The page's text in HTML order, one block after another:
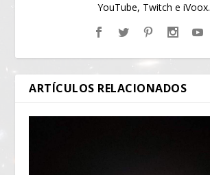
YouTube, Twitch e iVoox.
ARTÍCULOS RELACIONADOS